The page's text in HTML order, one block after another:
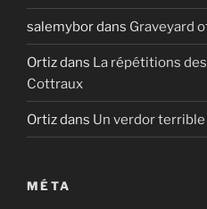
salemybordans Graveyard
Ortizdans La répétitions
Cottraux
Ortizdans Un verdor
MÉTA